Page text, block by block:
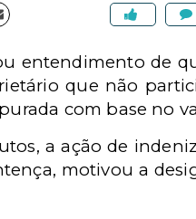
entendimento de
que não
com base no
a ação de
motivou a